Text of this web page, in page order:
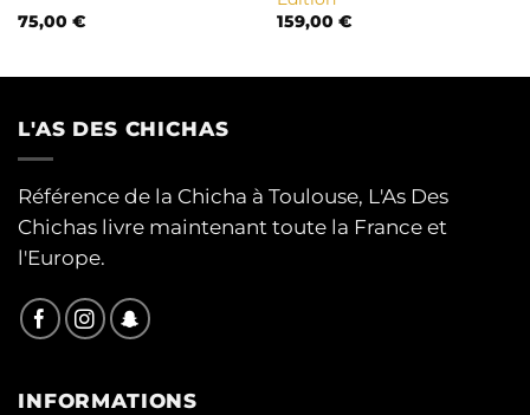
75,00 €
159,00 €
L'AS DES CHICHAS
Référence de la Chicha à Toulouse, L'As Des
Chichas livre maintenant toute la France et
l'Europe.
INFORMATIONS